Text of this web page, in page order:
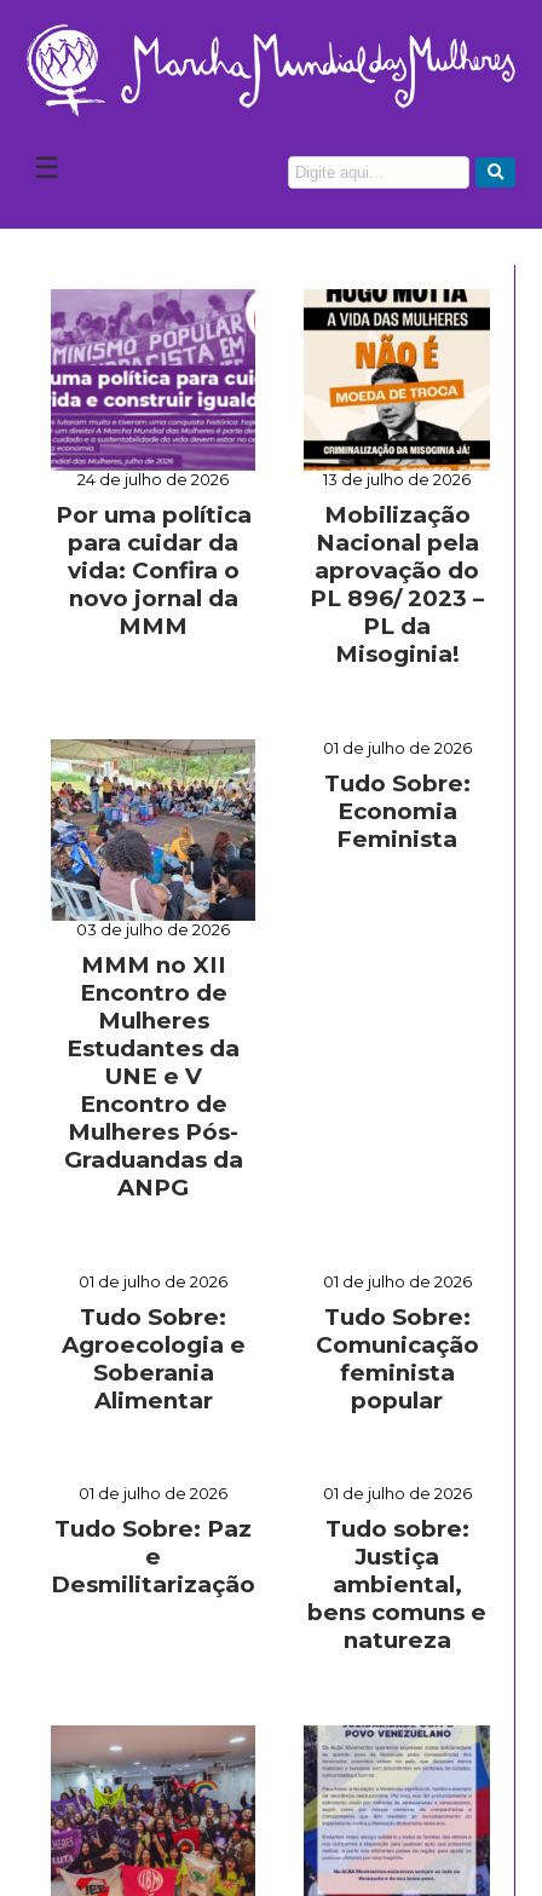
☰
24 de julho de 2026
Por uma política
para cuidar da
vida: Confira o
novo jornal da
MMM
13 de julho de 2026
Mobilização
Nacional pela
aprovação do
PL 896/ 2023 –
PL da
Misoginia!
03 de julho de 2026
MMM no XII
Encontro de
Mulheres
Estudantes da
UNE e V
Encontro de
Mulheres Pós-
Graduandas da
ANPG
01 de julho de 2026
Tudo Sobre:
Economia
Feminista
01 de julho de 2026
Tudo Sobre:
Agroecologia e
Soberania
Alimentar
01 de julho de 2026
Tudo Sobre:
Comunicação
feminista
popular
01 de julho de 2026
Tudo Sobre: Paz
e
Desmilitarização
01 de julho de 2026
Tudo sobre:
Justiça
ambiental,
bens comuns e
natureza